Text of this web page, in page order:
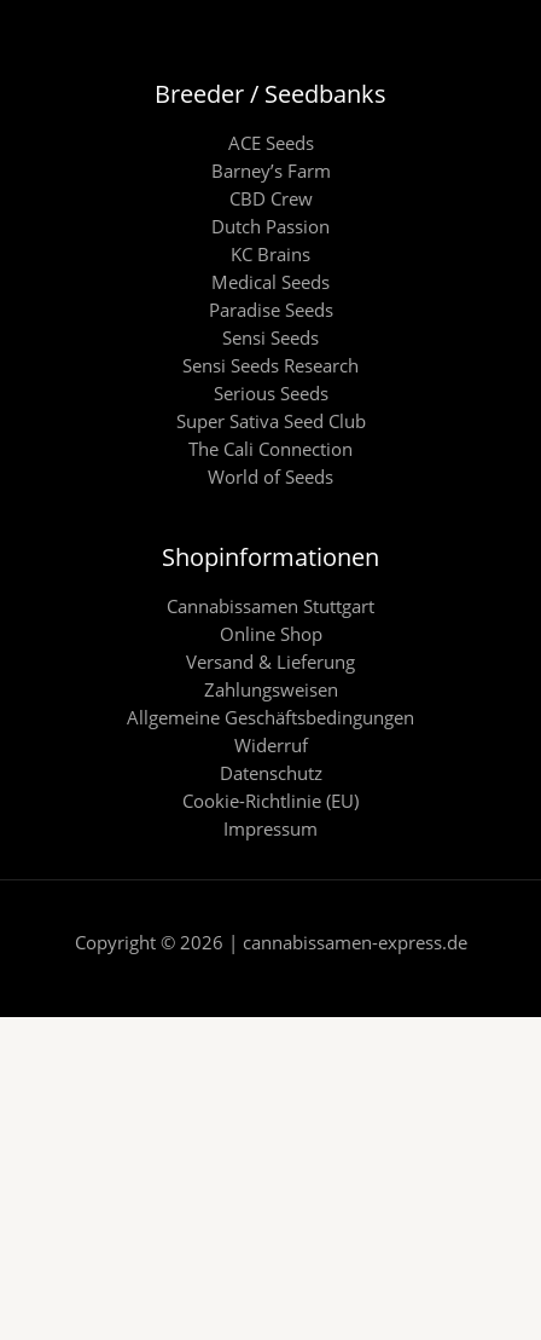
Breeder / Seedbanks
ACE Seeds
Barney’s Farm
CBD Crew
Dutch Passion
KC Brains
Medical Seeds
Paradise Seeds
Sensi Seeds
Sensi Seeds Research
Serious Seeds
Super Sativa Seed Club
The Cali Connection
World of Seeds
Shopinformationen
Cannabissamen Stuttgart
Online Shop
Versand & Lieferung
Zahlungsweisen
Allgemeine Geschäftsbedingungen
Widerruf
Datenschutz
Cookie-Richtlinie (EU)
Impressum
Copyright © 2026 | cannabissamen-express.de